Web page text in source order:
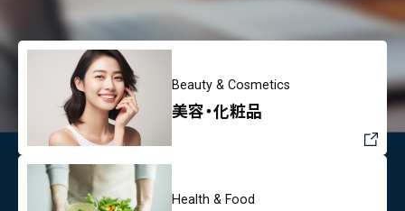
Beauty & Cosmetics
美容・化粧品
Health & Food